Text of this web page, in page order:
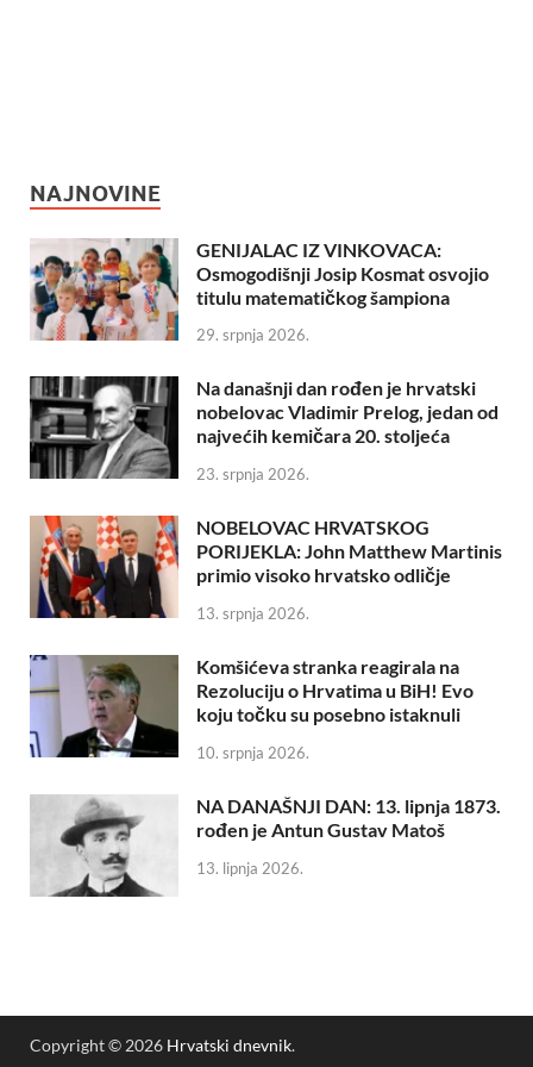
NAJNOVINE
GENIJALAC IZ VINKOVACA:
Osmogodišnji Josip Kosmat osvojio
titulu matematičkog šampiona
29. srpnja 2026.
Na današnji dan rođen je hrvatski
nobelovac Vladimir Prelog, jedan od
najvećih kemičara 20. stoljeća
23. srpnja 2026.
NOBELOVAC HRVATSKOG
PORIJEKLA: John Matthew Martinis
primio visoko hrvatsko odličje
13. srpnja 2026.
Komšićeva stranka reagirala na
Rezoluciju o Hrvatima u BiH! Evo
koju točku su posebno istaknuli
10. srpnja 2026.
NA DANAŠNJI DAN: 13. lipnja 1873.
rođen je Antun Gustav Matoš
13. lipnja 2026.
Copyright © 2026 Hrvatski dnevnik.